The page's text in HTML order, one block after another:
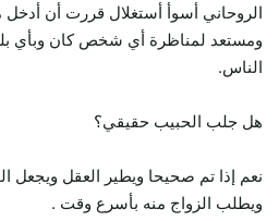
الروحاني أسوأ أستغلال قررت أن
ومستعد لمناظرة أي شخص كان وبأي
الناس.
هل جلب الحبيب حقيقي؟
نعم إذا تم صحيحا ويطير العقل ويجعل
ويطلب الزواج منه بأسرع وقت .